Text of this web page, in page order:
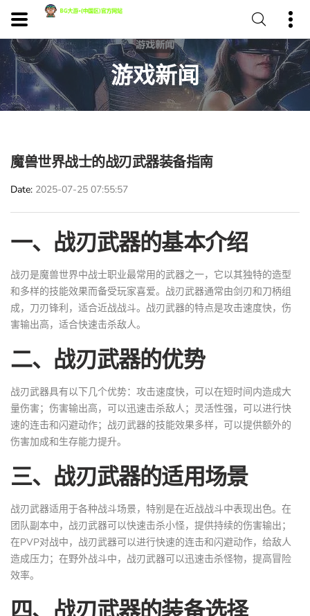
游戏新闻
魔兽世界战士的战刃武器装备指南
Date 2025-07-25 07:55:57
一、战刃武器的基本介绍
战刃是魔兽世界中战士职业最常用的武器之一，它以其独特的造型
和多样的技能效果而备受玩家喜爱。战刃武器通常由剑刃和刀柄组
成，刀刃锋利，适合近战战斗。战刃武器的特点是攻击速度快，伤
害输出高，适合快速击杀敌人。
二、战刃武器的优势
战刃武器具有以下几个优势：攻击速度快，可以在短时间内造成大
量伤害；伤害输出高，可以迅速击杀敌人；灵活性强，可以进行快
速的连击和闪避动作；战刃武器的技能效果多样，可以提供额外的
伤害加成和生存能力提升。
三、战刃武器的适用场景
战刃武器适用于各种战斗场景，特别是在近战战斗中表现出色。在
团队副本中，战刃武器可以快速击杀小怪，提供持续的伤害输出；
在PVP对战中，战刃武器可以进行快速的连击和闪避动作，给敌人
造成压力；在野外战斗中，战刃武器可以迅速击杀怪物，提高冒险
效率。
四、战刃武器的装备选择